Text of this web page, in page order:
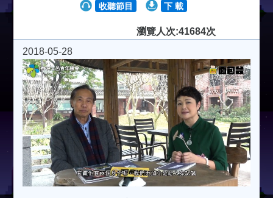
收聽節目 下 載
瀏覽人次:41684次
2018-05-28